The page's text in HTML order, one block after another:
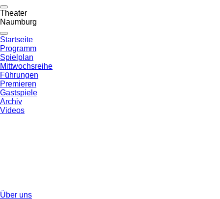
Theater
Naumburg
Startseite
Programm
Spielplan
Mittwochsreihe
Führungen
Premieren
Gastspiele
Archiv
Videos
Über uns